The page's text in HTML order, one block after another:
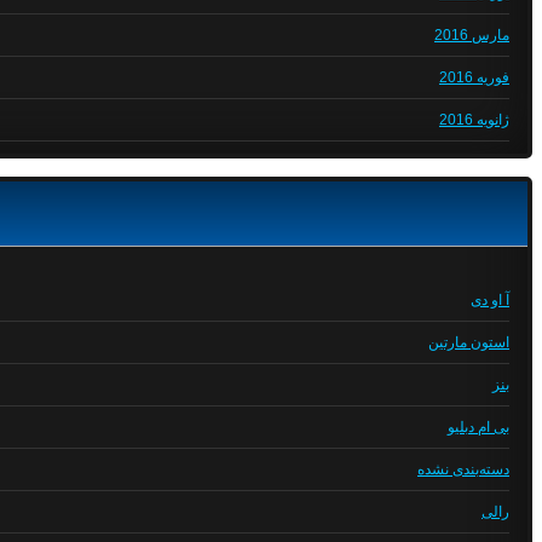
مارس 2016
فوریه 2016
ژانویه 2016
آ او دی
استون مارتین
بنز
بی ام دبلیو
دسته‌بندی نشده
رالی